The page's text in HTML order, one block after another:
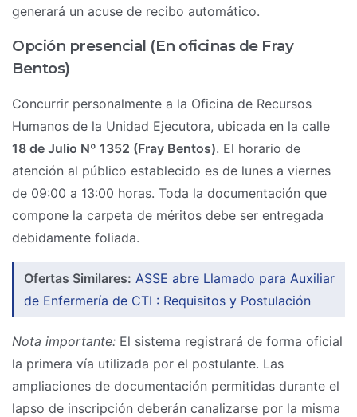
generará un acuse de recibo automático.
Opción presencial (En oficinas de Fray
Bentos)
Concurrir personalmente a la Oficina de Recursos
Humanos de la Unidad Ejecutora, ubicada en la calle
18 de Julio Nº 1352 (Fray Bentos). El horario de
atención al público establecido es de lunes a viernes
de 09:00 a 13:00 horas. Toda la documentación que
compone la carpeta de méritos debe ser entregada
debidamente foliada.
Ofertas Similares: ASSE abre Llamado para Auxiliar
de Enfermería de CTI : Requisitos y Postulación
Nota importante: El sistema registrará de forma oficial
la primera vía utilizada por el postulante. Las
ampliaciones de documentación permitidas durante el
lapso de inscripción deberán canalizarse por la misma